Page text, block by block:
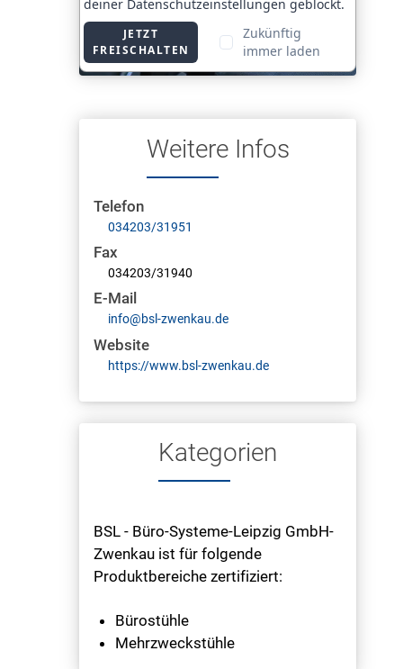
Weitere Infos
Telefon
034203/31951
Fax
034203/31940
E-Mail
info@bsl-zwenkau.de
Website
https://www.bsl-zwenkau.de
Kategorien
BSL - Büro-Systeme-Leipzig GmbH-
Zwenkau ist für folgende
Produktbereiche zertifiziert:
Bürostühle
Mehrzweckstühle